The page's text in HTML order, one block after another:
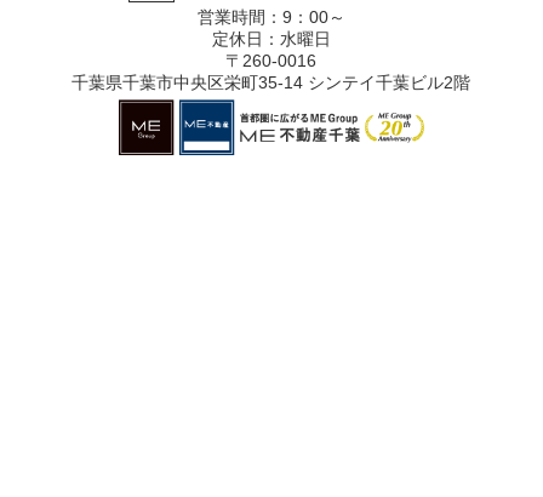
営業時間：9：00～
定休日：水曜日
〒260-0016
千葉県千葉市中央区栄町35-14 シンテイ千葉ビル2階